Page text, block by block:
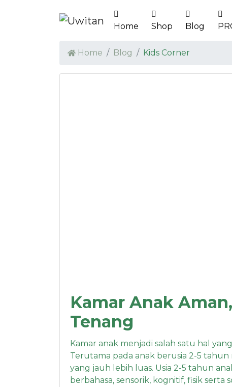
Home Shop Blog
Home Blog Kids Corner
Kamar Anak
Tenang
Kamar anak menjadi salah satu hal
Terutama pada anak berusia 2-5
yang jauh lebih luas. Usia 2-5 tahun
berbahasa, sensorik, kognitif, fisik